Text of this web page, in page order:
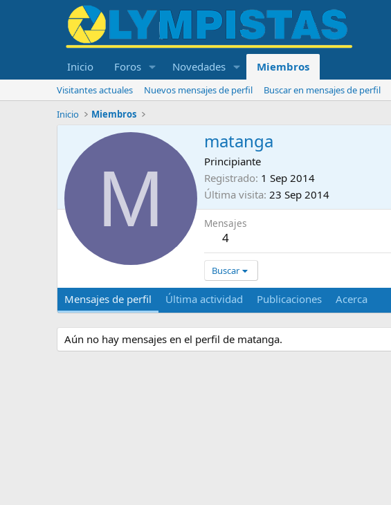
Inicio Foros Novedades Miembros
Visitantes actuales Nuevos mensajes de perfil
Buscar en mensajes de perfil
Inicio
Miembros
M
matanga
Principiante
Registrado 1 Sep 2014
Última visita 23 Sep 2014
Mensajes
4
Buscar
Mensajes de perfil Última actividad Publicaciones Acerca
Aún no hay mensajes en el perfil de matanga.